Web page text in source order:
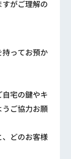
がご理解の
持ってお預か
宅の鍵やキ
ご協力お願
、どのお客様